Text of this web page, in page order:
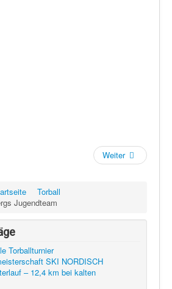
Weiter
Torball
Jugendteam
Torballturnier
SKI NORDISCH
– 12,4 km bei kalten